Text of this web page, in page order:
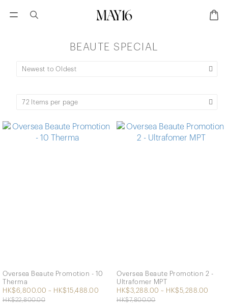
BEAUTE SPECIAL
Oversea Beaute Promotion - 10
Therma
HK$6,800.00 ~ HK$15,488.00
HK$22,800.00
Oversea Beaute Promotion 2 -
Ultrafomer MPT
HK$3,288.00 ~ HK$5,288.00
HK$7,800.00